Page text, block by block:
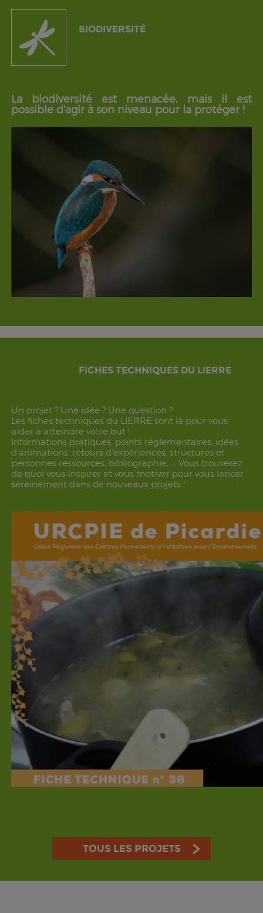
BIODIVERSITÉ
La biodiversité est menacée, mais il est
possible d'agir à son niveau pour la protéger !
FICHES TECHNIQUES DU LIERRE
Un projet ? Une idée ? Une question ?
Les fiches techniques du LIERRE sont là pour vous
aider à atteindre votre but !
Informations pratiques, points réglementaires, idées
d'animations, retours d’expériences, structures et
personnes ressources, bibliographie, ... Vous trouverez
de quoi vous inspirer et vous motiver pour vous lancer
sereinement dans de nouveaux projets !
TOUS LES PROJETS